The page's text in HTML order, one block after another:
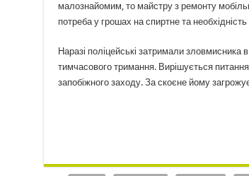
малознайомим, то майстру з ремонту
потреба у грошах на спиртне та необхідність
Наразі поліцейські затримали зловмисника
тимчасового тримання. Вирішується
запобіжного заходу. За скоєне йому